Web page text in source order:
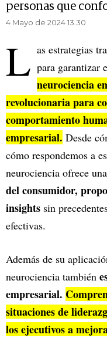
personas que
4 Mayo de 2024 13.30
L as estrategias
para garantizar
neurociencia
revolucionaria para
comportamiento
empresarial. Desde
cómo respondemos a
neurociencia ofrece una
del consumidor,
insights sin
efectivas.
Además de su
neurociencia también
empresarial.
situaciones de
los ejecutivos a